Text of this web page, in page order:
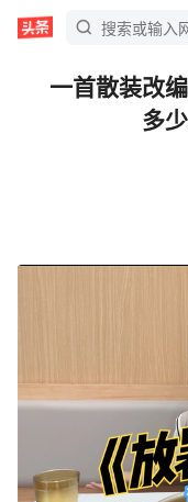
一首散装改
多